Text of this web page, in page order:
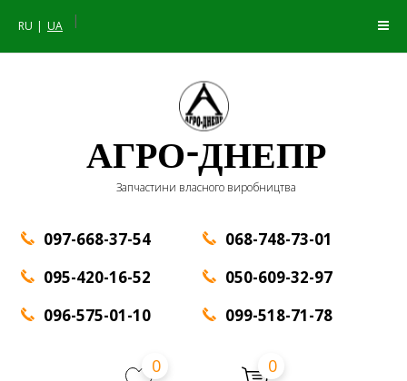
RU UA |
АГРО-ДНЕПР
Запчастини власного виробництва
097-668-37-54
095-420-16-52
096-575-01-10
068-748-73-01
050-609-32-97
099-518-71-78
0 0